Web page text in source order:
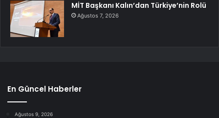
MİT Başkanı Kalın’dan Türkiye’nin Rolü
Ağustos 7, 2026
En Güncel Haberler
Ağustos 9, 2026